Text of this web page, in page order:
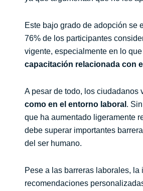
Este bajo grado de adopción se
76% de los participantes
vigente, especialmente en lo
capacitación relacionada con
A pesar de todo, los ciudadanos
como en el entorno laboral .
que ha aumentado ligeramente
debe superar importantes
del ser humano.
Pese a las barreras laborales,
recomendaciones